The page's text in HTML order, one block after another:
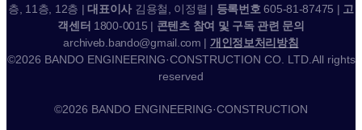
층, 11층, 12층 |대표이사 김용철, 이정렬 | 등록번호 605-81-87475 | 고
객센터 1800-0015 | 콘텐츠 참여 및 구독 관련 문의
archiveb.bando@gmail.com | 개인정보처리방침
©2026 BANDO ENGINEERING·CONSTRUCTION CO. LTD.All rights
reserved
©2026 BANDO ENGINEERING·CONSTRUCTION